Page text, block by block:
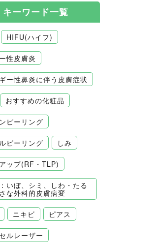
キーワード一覧
HIFU(ハイフ)
性皮膚炎
ー性鼻炎に伴う皮膚症状
おすすめの化粧品
ピーリング
ピーリング しみ
ップ(RF・TLP)
いぼ、シミ、しわ・たる
な外科的皮膚病変
ニキビ ピアス
ルレーザー